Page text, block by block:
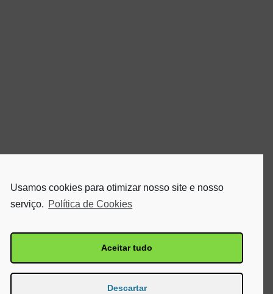
Usamos cookies para otimizar nosso site e nosso
serviço. Política de Cookies
Aceitar tudo
Descartar